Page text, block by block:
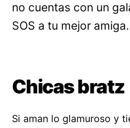
no cuentas con un
SOS a tu mejor amiga.
Chicas bratz
Si aman lo glamuroso y